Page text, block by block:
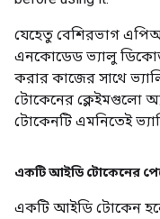
যেহেতু বেশিরভাগ
এনকোডেড ভ্যালু
করার কাজের সাথে
টোকেনের ক্লেইমগুলো
টোকেনটি এমনিতেই
একটি আইডি টোকেনের
একটি আইডি টোকেন